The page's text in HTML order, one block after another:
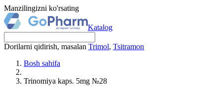
Manzilingizni ko'rsating
Katalog
Dorilarni qidirish, masalan Trimol, Tsitramon
Bosh sahifa
Trinomiya kaps. 5mg №28